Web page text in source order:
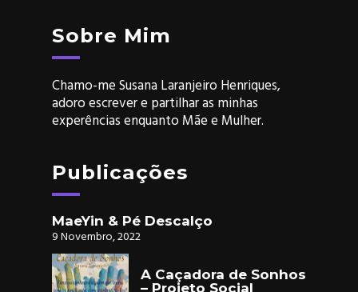
Sobre Mim
Chamo-me Susana Laranjeiro Henriques,
adoro escrever e partilhar as minhas
experências enquanto Mãe e Mulher.
Publicações
MaeYin & Pé Descalço
9 Novembro, 2022
A Caçadora de Sonhos
– Projeto Social